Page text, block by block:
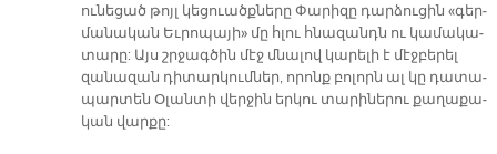
ու­նե­ցած թոյլ կե­ցուածք­նե­րը Փա­րի­զը դար­ձու­ցին «գեր­
մա­նա­կան Եւ­րո­պա­յի» մը հլու հնա­զանդն ու կա­մա­կա­
տա­րը: Այս շրջա­­գծին մէջ մնա­լով կա­րե­լի է մէջ­բե­րել
զա­նա­զան դի­տար­կում­ներ, ո­րոնք բո­լորն ալ կը դա­տա­
պար­տեն Օ­լան­տի վեր­ջին եր­կու տա­րի­նե­րու քա­ղա­քա­
կան վար­քը: